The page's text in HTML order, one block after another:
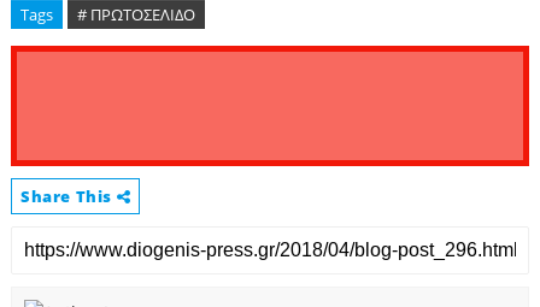
Tags # ΠΡΩΤΟΣΕΛΙΔΟ
Share This